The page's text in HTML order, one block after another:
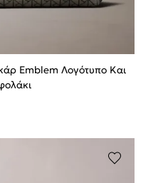
Emblem Λογότυπο Και